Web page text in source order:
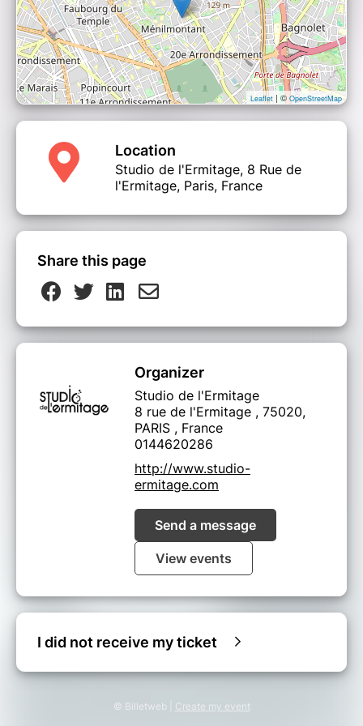
Leaflet | © OpenStreetMap
Location
Studio de l'Ermitage, 8 Rue de
l'Ermitage, Paris, France
Share this page
Organizer
Studio de l'Ermitage
8 rue de l'Ermitage , 75020,
PARIS , France
0144620286
http://www.studio-
ermitage.com
Send a message
View events
I did not receive my ticket
© Billetweb | Create my event